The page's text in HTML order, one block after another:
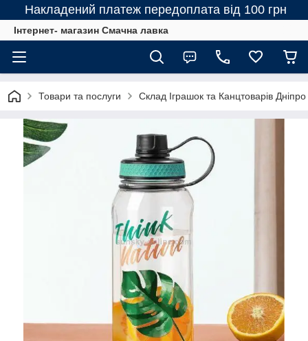
Накладений платеж передоплата від 100 грн
Інтернет- магазин Смачна лавка
Товари та послуги Склад Іграшок та Канцтоварів Дніпро